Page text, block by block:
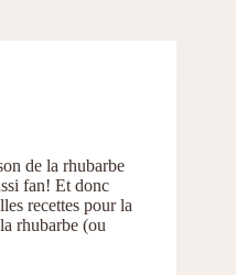
de la rhubarbe
fan! Et donc
recettes pour la
rhubarbe (ou